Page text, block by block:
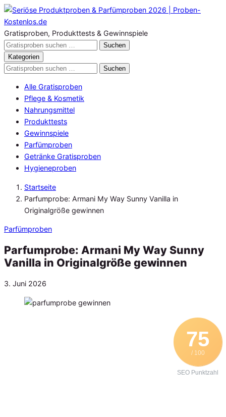
Zum
Inhalt
springen
Gratisproben, Produkttests & Gewinnspiele
Gratisproben
durchsuchen
Suchen
Kategorien
Gratisproben
Suchen
Alle Gratisproben
Pflege & Kosmetik
Nahrungsmittel
Produkttests
Gewinnspiele
Parfümproben
Getränke Gratisproben
Hygieneproben
Startseite
Parfumprobe: Armani My Way Sunny Vanilla in
Originalgröße gewinnen
Parfümproben
Parfumprobe: Armani My Way Sunny
Vanilla in Originalgröße gewinnen
Veröffentlicht
3. Juni 2026
75
/ 100
SEO Punktzahl